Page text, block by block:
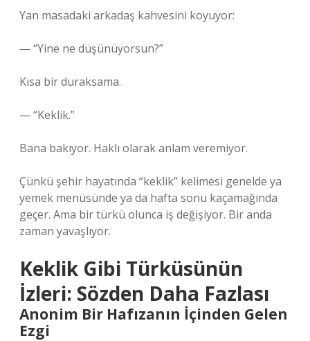
Yan masadaki arkadaş kahvesini koyuyor:
— “Yine ne düşünüyorsun?”
Kısa bir duraksama.
— “Keklik.”
Bana bakıyor. Haklı olarak anlam veremiyor.
Çünkü şehir hayatında “keklik” kelimesi genelde ya
yemek menüsünde ya da hafta sonu kaçamağında
geçer. Ama bir türkü olunca iş değişiyor. Bir anda
zaman yavaşlıyor.
Keklik Gibi Türküsünün
İzleri: Sözden Daha Fazlası
Anonim Bir Hafızanın İçinden Gelen
Ezgi